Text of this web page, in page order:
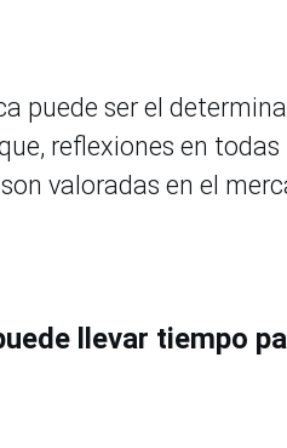
puede ser el
reflexiones en todas
valoradas en el
llevar tiempo